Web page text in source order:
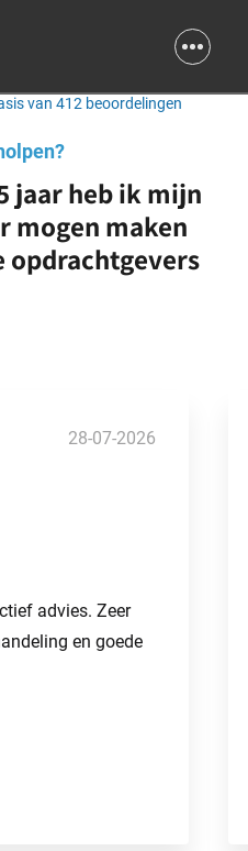
jaar heb ik mijn
mogen maken
opdrachtgevers
van 412 beoordelingen
28-07-2026
advies. Zeer
en goede